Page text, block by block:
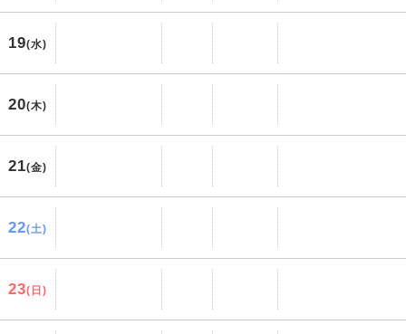
19(水)
20(木)
21(金)
22(土)
23(日)